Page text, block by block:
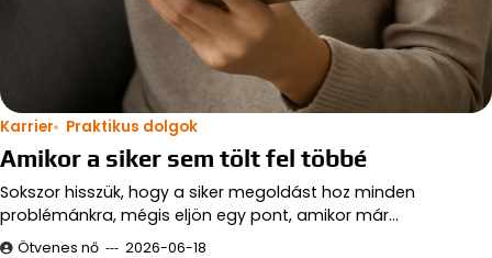
Karrier Praktikus dolgok
Amikor a siker sem tölt fel többé
Sokszor hisszük, hogy a siker megoldást hoz minden
problémánkra, mégis eljön egy pont, amikor már…
Ötvenes nő 2026-06-18